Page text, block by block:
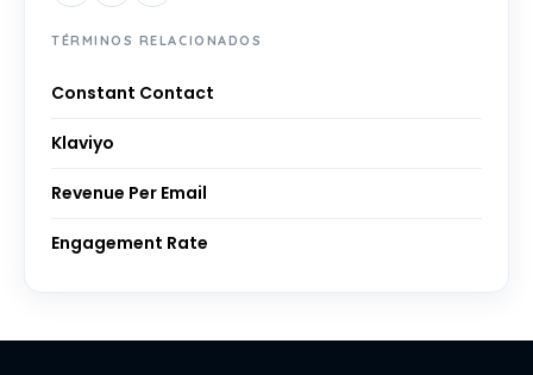
TÉRMINOS RELACIONADOS
Constant Contact
Klaviyo
Revenue Per Email
Engagement Rate